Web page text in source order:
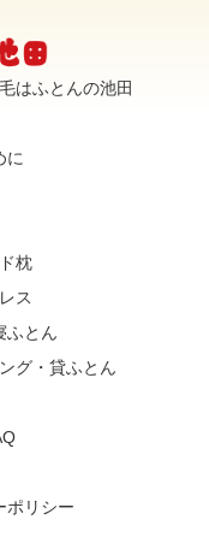
はふとんの池田
に
枕
ス
ふとん
グ・貸ふとん
ポリシー